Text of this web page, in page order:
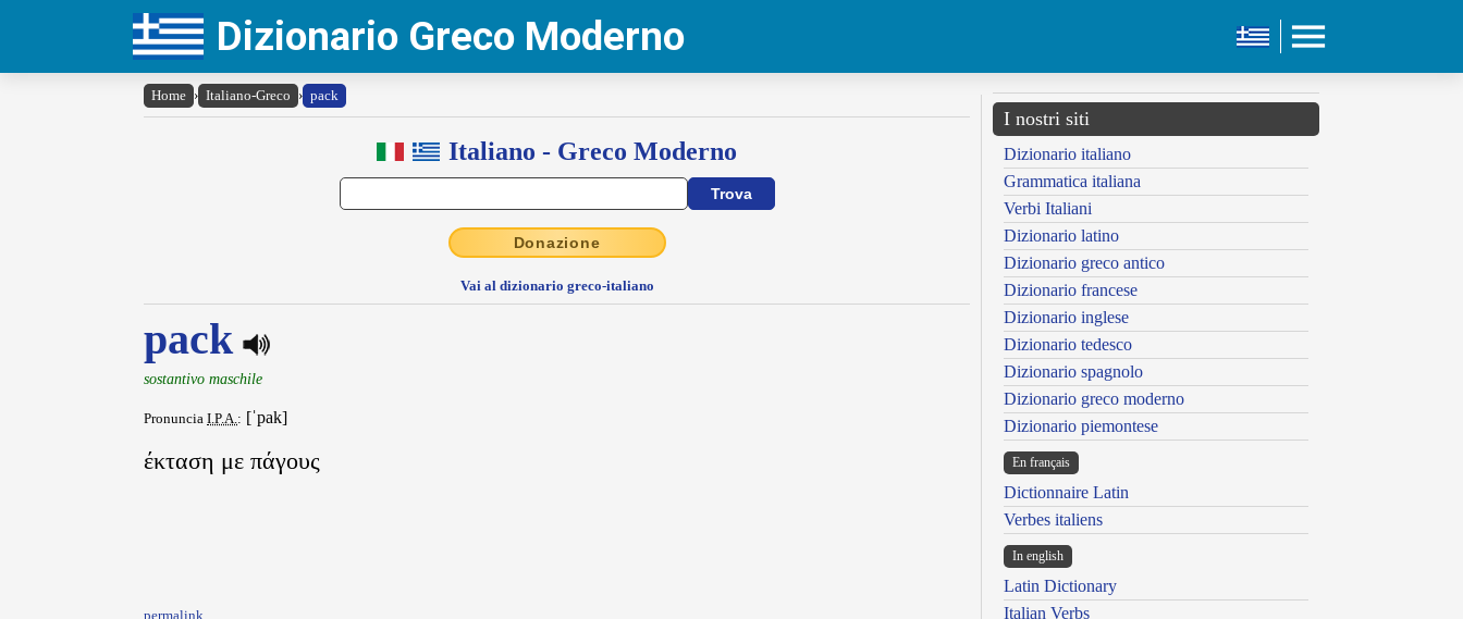
Dizionario Greco Moderno
Home › Italiano-Greco › pack
Italiano - Greco Moderno
Donazione
Vai al dizionario greco-italiano
pack
sostantivo maschile
Pronuncia I.P.A.: [ˈpak]
έκταση με πάγους
permalink
I nostri siti
Dizionario italiano
Grammatica italiana
Verbi Italiani
Dizionario latino
Dizionario greco antico
Dizionario francese
Dizionario inglese
Dizionario tedesco
Dizionario spagnolo
Dizionario greco moderno
Dizionario piemontese
En français
Dictionnaire Latin
Verbes italiens
In english
Latin Dictionary
Italian Verbs